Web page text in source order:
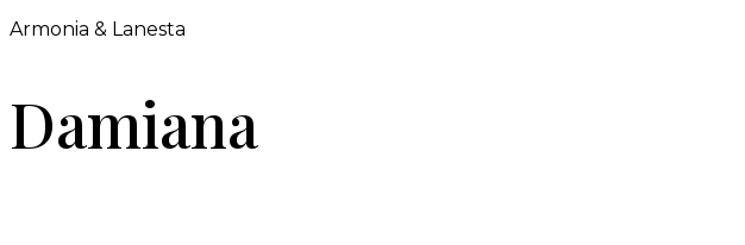
Armonia & Lanesta
Damiana